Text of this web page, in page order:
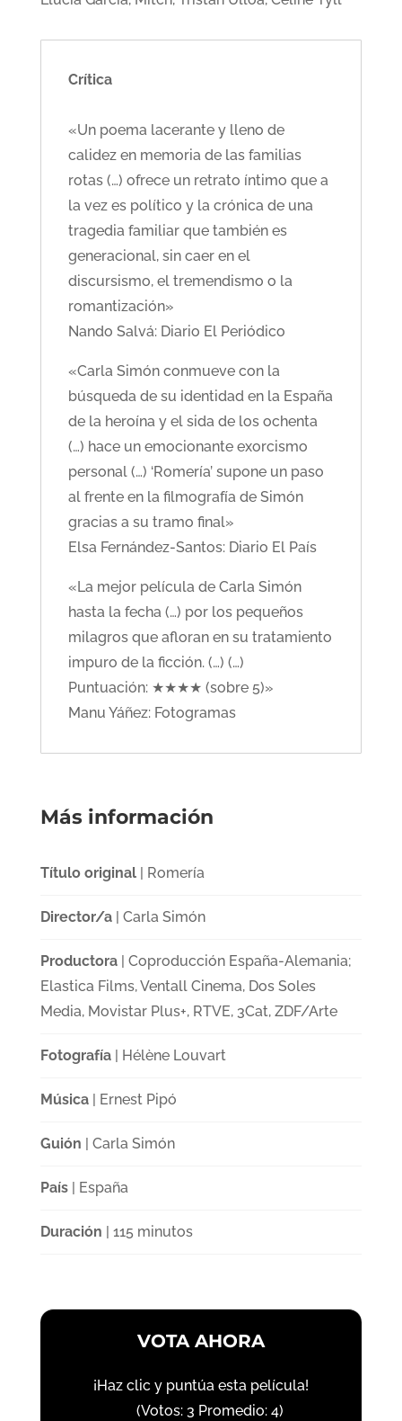
Crítica
«Un poema lacerante y lleno de
calidez en memoria de las familias
rotas (…) ofrece un retrato íntimo que a
la vez es político y la crónica de una
tragedia familiar que también es
generacional, sin caer en el
discursismo, el tremendismo o la
romantización»
Nando Salvá: Diario El Periódico
«Carla Simón conmueve con la
búsqueda de su identidad en la España
de la heroína y el sida de los ochenta
(…) hace un emocionante exorcismo
personal (…) ‘Romería’ supone un paso
al frente en la filmografía de Simón
gracias a su tramo final»
Elsa Fernández-Santos: Diario El País
«La mejor película de Carla Simón
hasta la fecha (…) por los pequeños
milagros que afloran en su tratamiento
impuro de la ficción. (…) (…)
Puntuación: ★★★★ (sobre 5)»
Manu Yáñez: Fotogramas
Más información
Título original| Romería
Director/a| Carla Simón
Productora| Coproducción España-Alemania;
Elastica Films, Ventall Cinema, Dos Soles
Media, Movistar Plus+, RTVE, 3Cat, ZDF/Arte
Fotografía| Hélène Louvart
Música| Ernest Pipó
Guión | Carla Simón
País| España
Duración | 115 minutos
VOTA AHORA
¡Haz clic y puntúa esta película!
(Votos: 3 Promedio: 4)